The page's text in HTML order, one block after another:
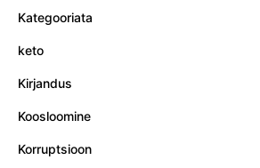
Kategooriata
keto
Kirjandus
Koosloomine
Korruptsioon